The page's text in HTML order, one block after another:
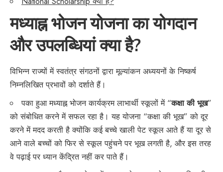
मध्याह्न भोजन योजना का योगदान
और उपलब्धियां क्या है?
विभिन्न राज्यों में स्वतंत्र संगठनों द्वारा मूल्यांकन अध्ययनों के निष्कर्ष
निम्नलिखित प्रभावों को दर्शाते हैं।
पका हुआ मध्याह्न भोजन कार्यक्रम लाभार्थी स्कूलों में “कक्षा की भूख”
को संबोधित करने में सफल रहा है। यह योजना “कक्षा की भूख” को दूर
करने में मदद करती है क्योंकि कई बच्चे खाली पेट स्कूल आते हैं या दूर से
आने वाले बच्चों को फिर से स्कूल पहुंचने पर भूख लगती है, और इस तरह
वे पढ़ाई पर ध्यान केंद्रित नहीं कर पाते हैं।